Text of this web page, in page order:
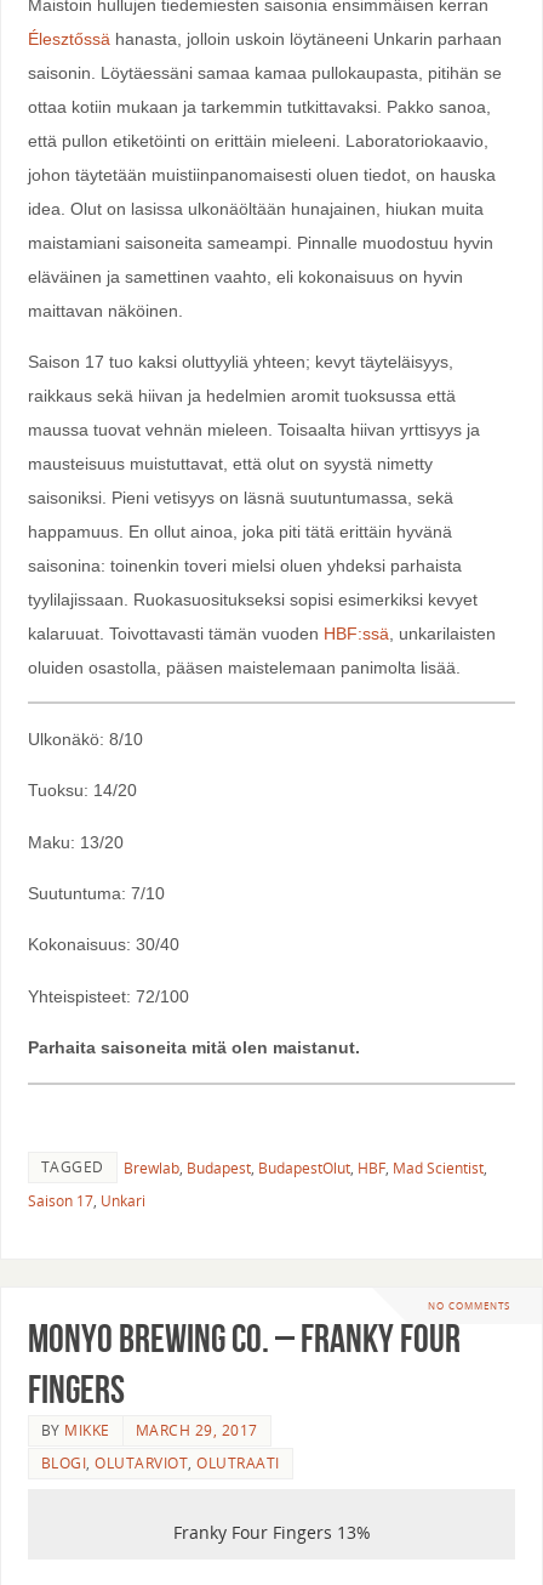
Maistoin hullujen tiedemiesten saisonia ensimmäisen kerran
Élesztőssä hanasta, jolloin uskoin löytäneeni Unkarin parhaan
saisonin. Löytäessäni samaa kamaa pullokaupasta, pitihän se
ottaa kotiin mukaan ja tarkemmin tutkittavaksi. Pakko sanoa,
että pullon etiketöinti on erittäin mieleeni. Laboratoriokaavio,
johon täytetään muistiinpanomaisesti oluen tiedot, on hauska
idea. Olut on lasissa ulkonäöltään hunajainen, hiukan muita
maistamiani saisoneita sameampi. Pinnalle muodostuu hyvin
eläväinen ja samettinen vaahto, eli kokonaisuus on hyvin
maittavan näköinen.
Saison 17 tuo kaksi oluttyyliä yhteen; kevyt täyteläisyys,
raikkaus sekä hiivan ja hedelmien aromit tuoksussa että
maussa tuovat vehnän mieleen. Toisaalta hiivan yrttisyys ja
mausteisuus muistuttavat, että olut on syystä nimetty
saisoniksi. Pieni vetisyys on läsnä suutuntumassa, sekä
happamuus. En ollut ainoa, joka piti tätä erittäin hyvänä
saisonina: toinenkin toveri mielsi oluen yhdeksi parhaista
tyylilajissaan. Ruokasuositukseksi sopisi esimerkiksi kevyet
kalaruuat. Toivottavasti tämän vuoden HBF:ssä , unkarilaisten
oluiden osastolla, pääsen maistelemaan panimolta lisää.
Ulkonäkö: 8/10
Tuoksu: 14/20
Maku: 13/20
Suutuntuma: 7/10
Kokonaisuus: 30/40
Yhteispisteet: 72/100
Parhaita saisoneita mitä olen maistanut.
TAGGED Brewlab, Budapest, BudapestOlut, HBF, Mad Scientist,
Saison 17, Unkari
NO COMMENTS
Monyo Brewing Co. – Franky Four
Fingers
BY MIKKE
MARCH 29, 2017
BLOGI,OLUTARVIOT,OLUTRAATI
Franky Four Fingers 13%